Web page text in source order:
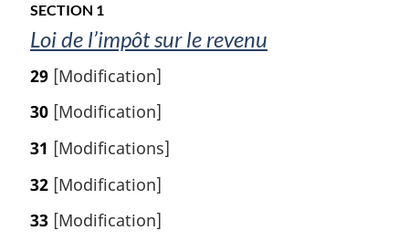
SECTION 1
Loi de l’impôt sur le revenu
29 [Modification]
30 [Modification]
31 [Modifications]
32 [Modification]
33 [Modification]